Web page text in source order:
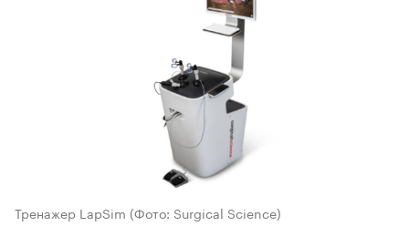
Тренажер LapSim (Фото: Surgical Science)